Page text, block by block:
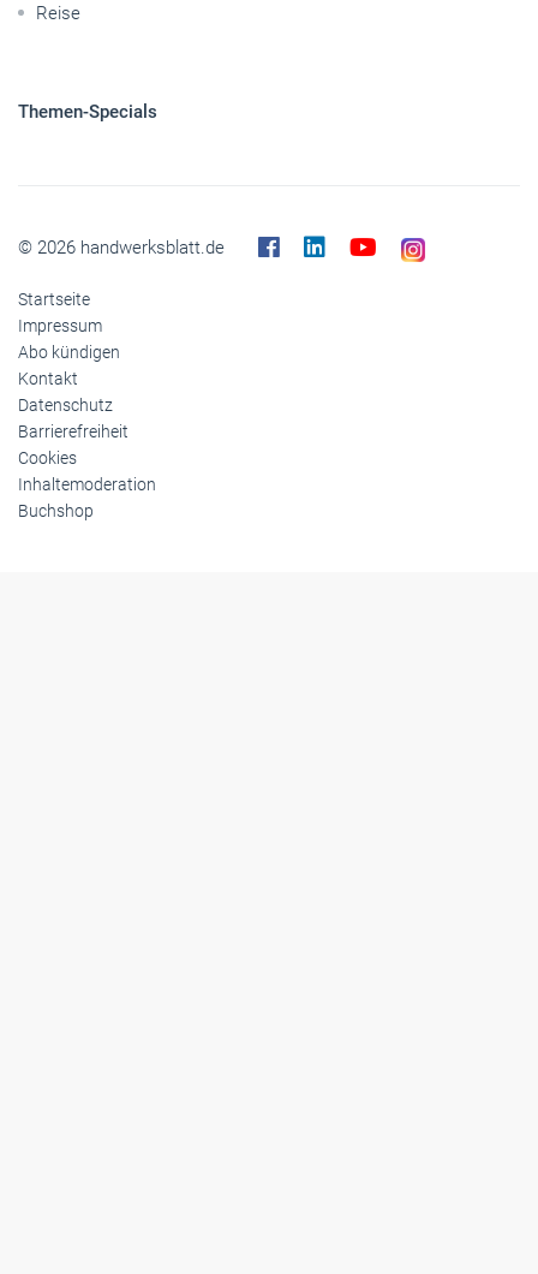
Reise
Themen-Specials
© 2026 handwerksblatt.de
Startseite
Impressum
Abo kündigen
Kontakt
Datenschutz
Barrierefreiheit
Cookies
Inhaltemoderation
Buchshop